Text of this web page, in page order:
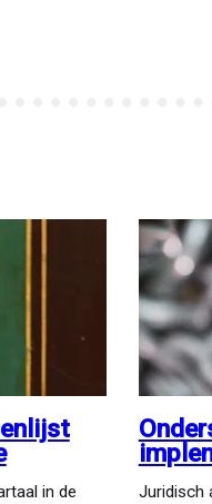
in de
Juridisch